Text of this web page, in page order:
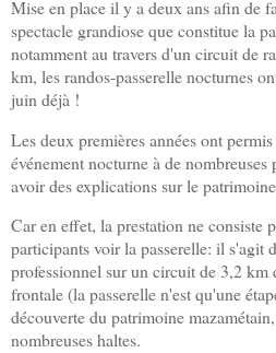
Mise en place il y a deux ans afin de
spectacle grandiose que constitue la
notamment au travers d'un circuit de
km, les randos-passerelle nocturnes
juin déjà !
Les deux premières années ont
événement nocturne à de nombreuses
avoir des explications sur le
Car en effet, la prestation ne consiste
participants voir la passerelle: il s'agit
professionnel sur un circuit de 3,2 km
frontale (la passerelle n'est qu'une
découverte du patrimoine
nombreuses haltes.